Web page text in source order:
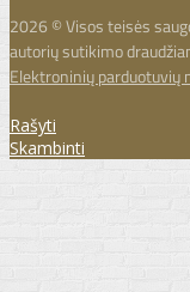
2026 © Visos teisės
autorių sutikimo
Elektroninių parduotuvių
Rašyti
Skambinti